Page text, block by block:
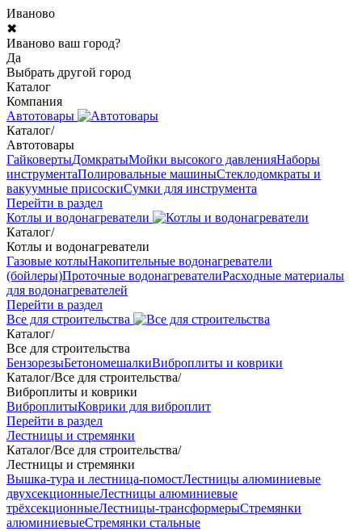
Иваново
✖
Иваново ваш город?
Да
Выбрать другой город
Каталог
Компания
Автотовары
Каталог/
Автотовары
ГайковертыДомкратыМойки высокого давленияНаборы
инструментаПолировальные машиныСтеклодомкраты и
вакуумные присоскиСумки для инструмента
Перейти в раздел
Котлы и водонагреватели
Каталог/
Котлы и водонагреватели
Газовые котлыНакопительные водонагреватели
(бойлеры)Проточные водонагревателиРасходные материалы
для водонагревателей
Перейти в раздел
Все для строительства
Каталог/
Все для строительства
БензорезыБетономешалкиВиброплиты и коврики
Каталог/Все для строительства/
Виброплиты и коврики
ВиброплитыКоврики для виброплит
Перейти в раздел
Лестницы и стремянки
Каталог/Все для строительства/
Лестницы и стремянки
Вышка-тура и лестница-помостЛестницы алюминиевые
двухсекционныеЛестницы алюминиевые
трёхсекционныеЛестницы-трансформерыСтремянки
алюминиевыеСтремянки стальные